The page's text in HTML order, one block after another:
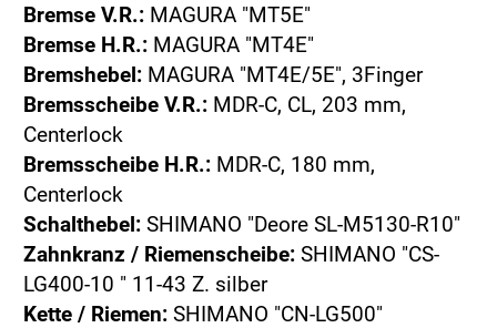
Bremse V.R.: MAGURA "MT5E"
Bremse H.R.: MAGURA "MT4E"
Bremshebel: MAGURA "MT4E/5E", 3Finger
Bremsscheibe V.R.: MDR-C, CL, 203 mm,
Centerlock
Bremsscheibe H.R.: MDR-C, 180 mm,
Centerlock
Schalthebel: SHIMANO "Deore SL-M5130-R10"
Zahnkranz / Riemenscheibe: SHIMANO "CS-
LG400-10 " 11-43 Z. silber
Kette / Riemen: SHIMANO "CN-LG500"